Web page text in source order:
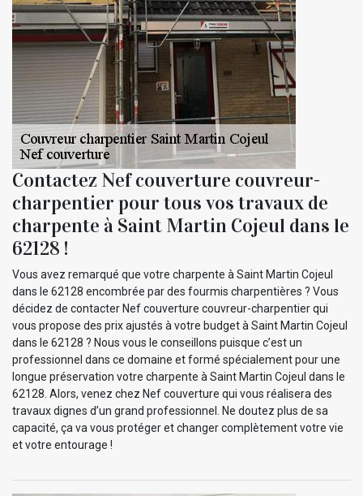
Contactez Nef couverture couvreur-
charpentier pour tous vos travaux de
charpente à Saint Martin Cojeul dans le
62128 !
Vous avez remarqué que votre charpente à Saint Martin Cojeul
dans le 62128 encombrée par des fourmis charpentières ? Vous
décidez de contacter Nef couverture couvreur-charpentier qui
vous propose des prix ajustés à votre budget à Saint Martin Cojeul
dans le 62128 ? Nous vous le conseillons puisque c’est un
professionnel dans ce domaine et formé spécialement pour une
longue préservation votre charpente à Saint Martin Cojeul dans le
62128. Alors, venez chez Nef couverture qui vous réalisera des
travaux dignes d’un grand professionnel. Ne doutez plus de sa
capacité, ça va vous protéger et changer complètement votre vie
et votre entourage !